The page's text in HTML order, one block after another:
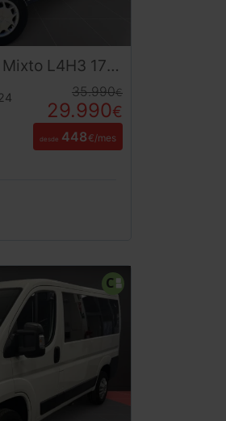
6 Plazas Retráctiles Gran Volumen Ocasión ¡Desde 450 €/mes!
35.990€
29.990€
desde 448€/mes